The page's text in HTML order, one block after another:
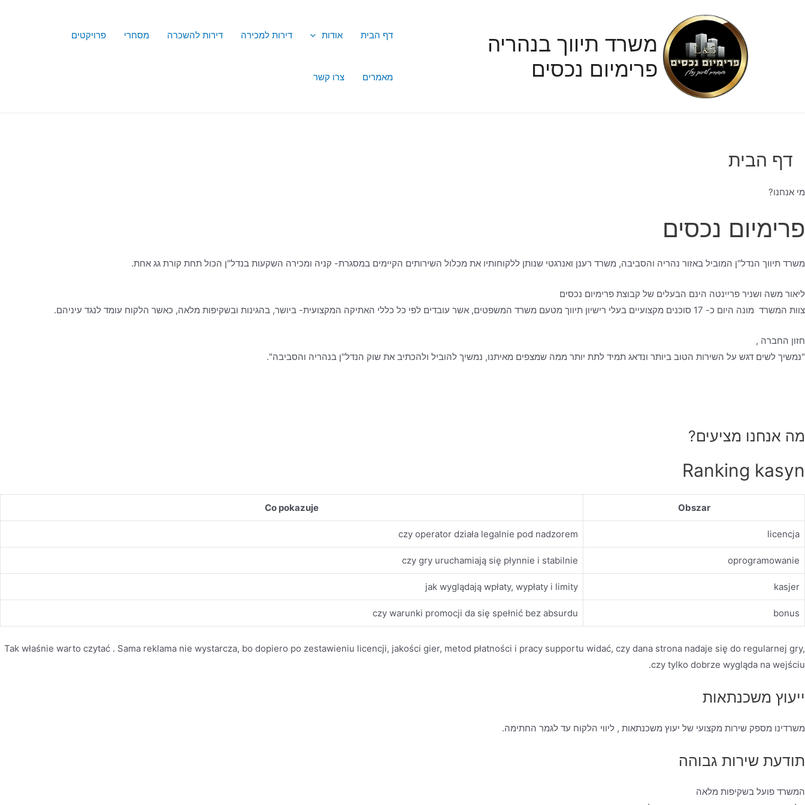
משרד תיווך בנהריה
פרימיום נכסים
דף הבית אודות דירות למכירה דירות להשכרה מסחרי פרויקטים
מאמרים צרו קשר
דף הבית
מי אנחנו?
פרימיום נכסים
משרד תיווך הנדל"ן המוביל באזור נהריה והסביבה, משרד רענן ואנרגטי שנותן ללקוחותיו את מכלול השירותים הקיימים במסגרת- קניה ומכירה השקעות בנדל"ן הכול תחת קורת גג אחת.
ליאור משה ושניר פריינטה הינם הבעלים של קבוצת פרימיום נכסים
צוות המשרד מונה היום כ- 17 סוכנים מקצועיים בעלי רישיון תיווך מטעם משרד המשפטים, אשר עובדים לפי כל כללי האתיקה המקצועית- ביושר, בהגינות ובשקיפות מלאה, כאשר הלקוח עומד לנגד עיניהם.
חזון החברה ,
"נמשיך לשים דגש על השירות הטוב ביותר ונדאג תמיד לתת יותר ממה שמצפים מאיתנו, נמשיך להוביל ולהכתיב את שוק הנדל"ן בנהריה והסביבה".
מה אנחנו מציעים?
Ranking kasyn
Obszar
Co pokazuje
licencja
czy operator działa legalnie pod nadzorem
oprogramowanie
czy gry uruchamiają się płynnie i stabilnie
kasjer
jak wyglądają wpłaty, wypłaty i limity
bonus
czy warunki promocji da się spełnić bez absurdu
Tak właśnie warto czytać . Sama reklama nie wystarcza, bo dopiero po zestawieniu licencji, jakości gier, metod płatności i pracy supportu widać, czy dana strona nadaje się do regularnej gry,
czy tylko dobrze wygląda na wejściu.
ייעוץ משכנתאות
משרדינו מספק שירות מקצועי של יעוץ משכנתאות , ליווי הלקוח עד לגמר החתימה.
תודעת שירות גבוהה
המשרד פועל בשקיפות מלאה